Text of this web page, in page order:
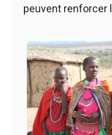
peuvent renforcer